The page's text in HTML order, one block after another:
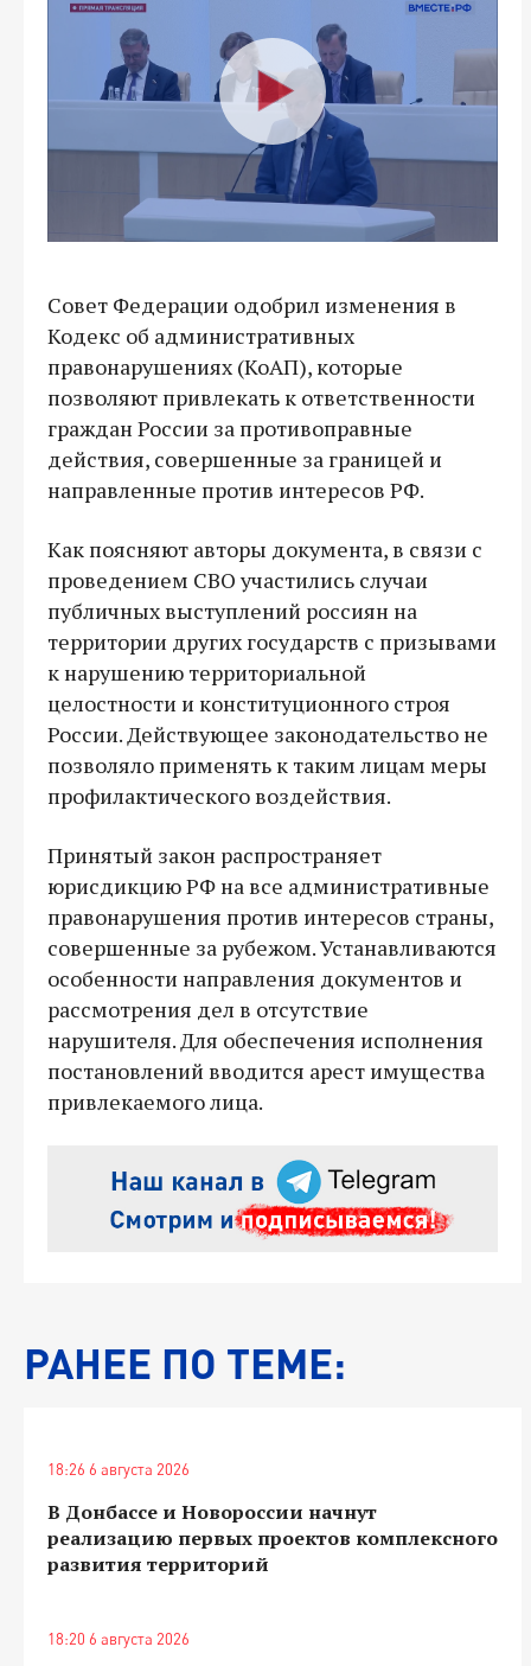
Совет Федерации одобрил изменения в
Кодекс об административных
правонарушениях (КоАП), которые
позволяют привлекать к ответственности
граждан России за противоправные
действия, совершенные за границей и
направленные против интересов РФ.
Как поясняют авторы документа, в связи с
проведением СВО участились случаи
публичных выступлений россиян на
территории других государств с призывами
к нарушению территориальной
целостности и конституционного строя
России. Действующее законодательство не
позволяло применять к таким лицам меры
профилактического воздействия.
Принятый закон распространяет
юрисдикцию РФ на все административные
правонарушения против интересов страны,
совершенные за рубежом. Устанавливаются
особенности направления документов и
рассмотрения дел в отсутствие
нарушителя. Для обеспечения исполнения
постановлений вводится арест имущества
привлекаемого лица.
РАНЕЕ ПО ТЕМЕ:
18:26 6 августа 2026
В Донбассе и Новороссии начнут
реализацию первых проектов комплексного
развития территорий
18:20 6 августа 2026